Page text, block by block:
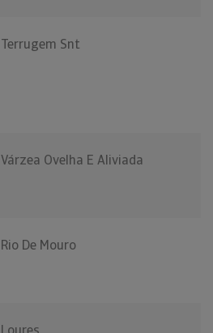
Terrugem Snt
Várzea Ovelha E Aliviada
Rio De Mouro